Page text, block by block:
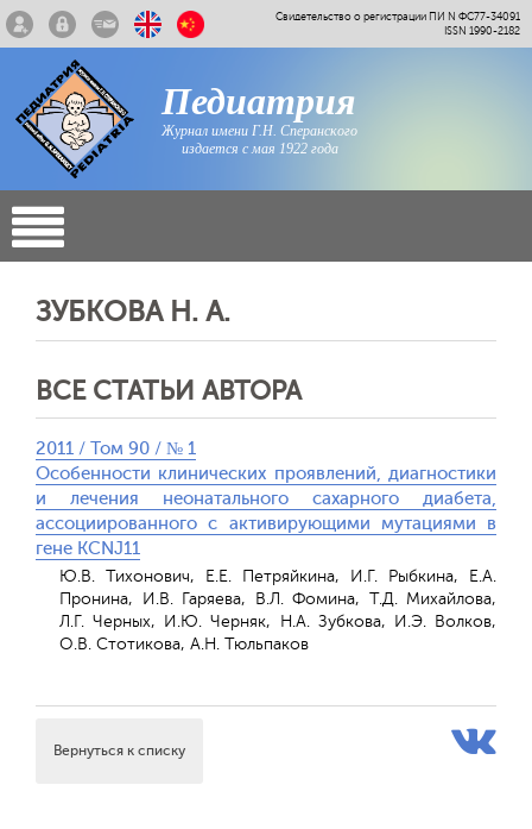
Свидетельство о регистрации ПИ N ФС77-34091
ISSN 1990-2182
Педиатрия
Журнал имени Г.Н. Сперанского
издается с мая 1922 года
ЗУБКОВА Н. А.
ВСЕ СТАТЬИ АВТОРА
2011 / Том 90 / № 1
Особенности клинических проявлений, диагностики
и лечения неонатального сахарного диабета,
ассоциированного с активирующими мутациями в
гене KCNJ11
Ю.В. Тихонович, Е.Е. Петряйкина, И.Г. Рыбкина, Е.А.
Пронина, И.В. Гаряева, В.Л. Фомина, Т.Д. Михайлова,
Л.Г. Черных, И.Ю. Черняк, Н.А. Зубкова, И.Э. Волков,
О.В. Стотикова, А.Н. Тюльпаков
Вернуться к списку